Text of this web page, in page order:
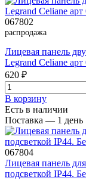
067802
распродажа
Лицевая панель
Legrand Celiane арт
620 ₽
В корзинy
Есть в наличии
Поставка — 1 день
067804
Лицевая панель
подсветкой IP44.